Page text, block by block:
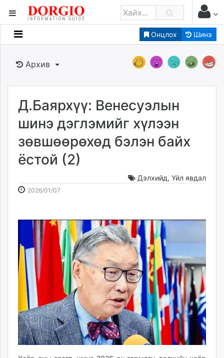
Онцлох Шинэ
Мэдээллийн
Банк санхүү
Бизнес ААН
Төрийн
Нийслэлийн
dorgio.mn
Gogo.mn
news.mn
zindaa.mn
tovch.mn
ikon.mn
mnb.mn
Livetv.mn
Eguur.mn
24tsag.mn
shuud.mn
eagle.mn
ergelt.mn
zarig.mn
today.mn
Архив
Д.Баярхүү: Венесуэлын
шинэ дэглэмийг хүлээн
зөвшөөрөхөд бэлэн байх
ёстой (2)
Дэлхийд, Үйл явдал
2026/01/07
09:10:23
15:27:27